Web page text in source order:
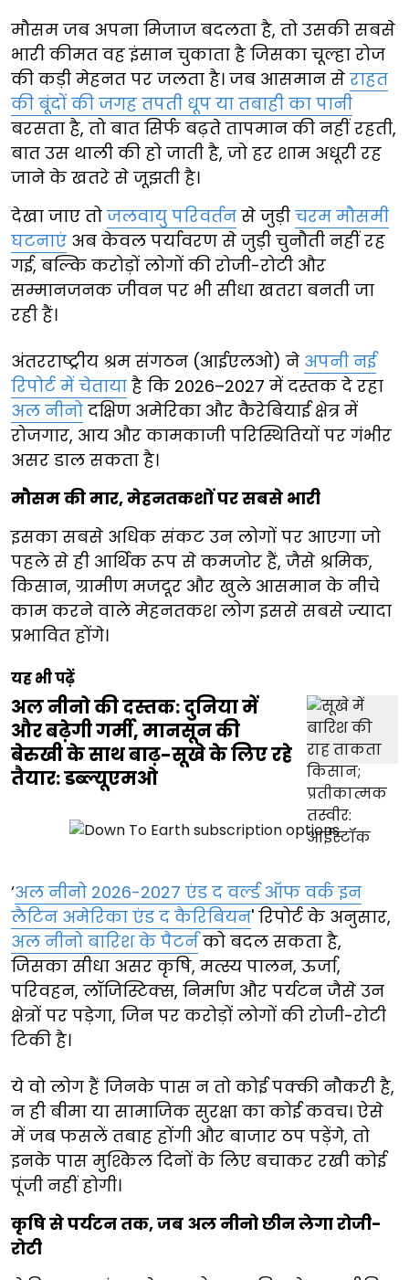
मौसम जब अपना मिजाज बदलता है, तो उसकी सबसे
भारी कीमत वह इंसान चुकाता है जिसका चूल्हा रोज
की कड़ी मेहनत पर जलता है। जब आसमान से राहत
की बूंदों की जगह तपती धूप या तबाही का पानी
बरसता है, तो बात सिर्फ बढ़ते तापमान की नहीं रहती,
बात उस थाली की हो जाती है, जो हर शाम अधूरी रह
जाने के खतरे से जूझती है।
देखा जाए तो जलवायु परिवर्तन से जुड़ी चरम मौसमी
घटनाएं अब केवल पर्यावरण से जुड़ी चुनौती नहीं रह
गई, बल्कि करोड़ों लोगों की रोजी-रोटी और
सम्मानजनक जीवन पर भी सीधा खतरा बनती जा
रही हैं।
अंतरराष्ट्रीय श्रम संगठन (आईएलओ) ने अपनी नई
रिपोर्ट में चेताया है कि 2026–2027 में दस्तक दे रहा
अल नीनो दक्षिण अमेरिका और कैरेबियाई क्षेत्र में
रोजगार, आय और कामकाजी परिस्थितियों पर गंभीर
असर डाल सकता है।
मौसम की मार, मेहनतकशों पर सबसे भारी
इसका सबसे अधिक संकट उन लोगों पर आएगा जो
पहले से ही आर्थिक रूप से कमजोर हैं, जैसे श्रमिक,
किसान, ग्रामीण मजदूर और खुले आसमान के नीचे
काम करने वाले मेहनतकश लोग इससे सबसे ज्यादा
प्रभावित होंगे।
यह भी पढ़ें
अल नीनो की दस्तक: दुनिया में
और बढ़ेगी गर्मी, मानसून की
बेरुखी के साथ बाढ़-सूखे के लिए रहे
तैयार: डब्ल्यूएमओ
‘अल नीनो 2026-2027 एंड द वर्ल्ड ऑफ वर्क इन
लैटिन अमेरिका एंड द कैरिबियन' रिपोर्ट के अनुसार,
अल नीनो बारिश के पैटर्नको बदल सकता है,
जिसका सीधा असर कृषि, मत्स्य पालन, ऊर्जा,
परिवहन, लॉजिस्टिक्स, निर्माण और पर्यटन जैसे उन
क्षेत्रों पर पड़ेगा, जिन पर करोड़ों लोगों की रोजी-रोटी
टिकी है।
ये वो लोग हैं जिनके पास न तो कोई पक्की नौकरी है,
न ही बीमा या सामाजिक सुरक्षा का कोई कवच। ऐसे
में जब फसलें तबाह होंगी और बाजार ठप पड़ेंगे, तो
इनके पास मुश्किल दिनों के लिए बचाकर रखी कोई
पूंजी नहीं होगी।
कृषि से पर्यटन तक, जब अल नीनो छीन लेगा रोजी-
रोटी